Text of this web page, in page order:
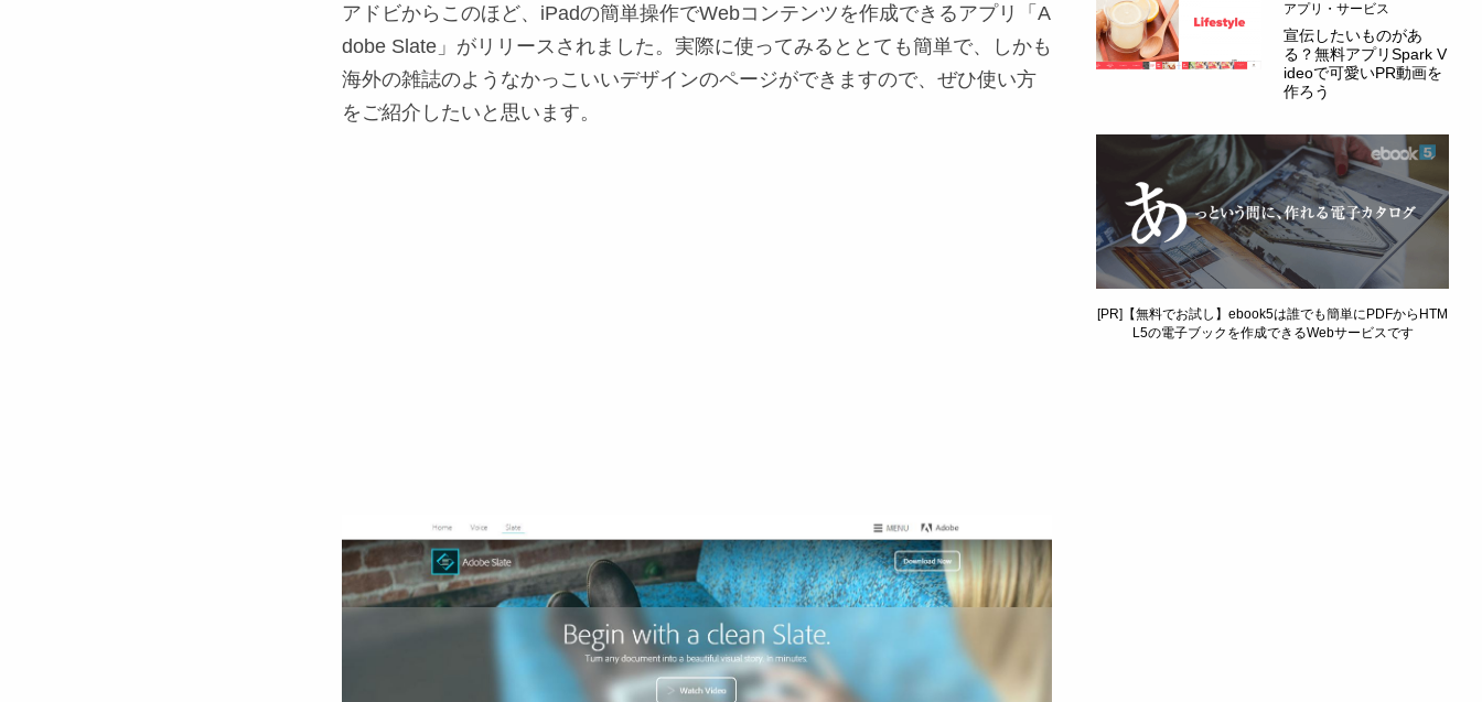
アドビからこのほど、iPadの簡単操作でWebコンテンツを作成できるアプリ「A
dobe Slate」がリリースされました。実際に使ってみるととても簡単で、しかも
海外の雑誌のようなかっこいいデザインのページができますので、ぜひ使い方
をご紹介したいと思います。
アプリ・サービス
宣伝したいものがあ
る？無料アプリSpark V
ideoで可愛いPR動画を
作ろう
[PR]【無料でお試し】ebook5は誰でも簡単にPDFからHTM
L5の電子ブックを作成できるWebサービスです